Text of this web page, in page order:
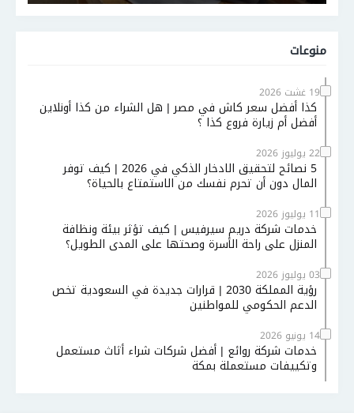
منوعات
19 غشت 2026
كذا أفضل سعر كاش في مصر | هل الشراء من كذا أونلاين
أفضل أم زيارة فروع كذا ؟
22 يوليوز 2026
5 نصائح لتحقيق الادخار الذكي في 2026 | كيف توفر
المال دون أن تحرم نفسك من الاستمتاع بالحياة؟
11 يوليوز 2026
خدمات شركة دريم سيرفيس | كيف تؤثر بيئة ونظافة
المنزل على راحة الأسرة وصحتها على المدى الطويل؟
03 يوليوز 2026
رؤية المملكة 2030 | قرارات جديدة في السعودية تخص
الدعم الحكومي للمواطنين
14 يونيو 2026
خدمات شركة روائع | أفضل شركات شراء أثاث مستعمل
وتكييفات مستعملة بمكة